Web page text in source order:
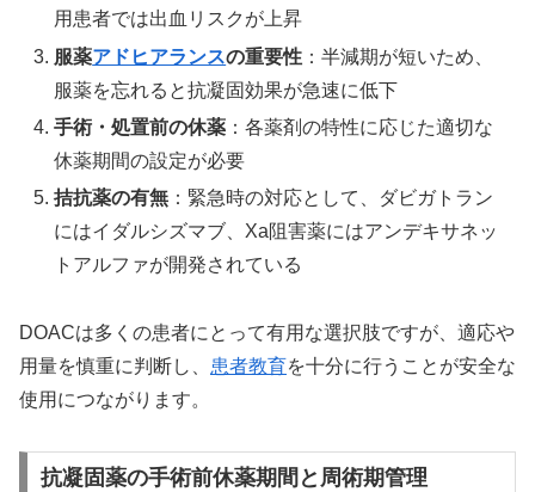
用患者では出血リスクが上昇
服薬アドヒアランスの重要性 ：半減期が短いため、
服薬を忘れると抗凝固効果が急速に低下
手術・処置前の休薬 ：各薬剤の特性に応じた適切な
休薬期間の設定が必要
拮抗薬の有無 ：緊急時の対応として、ダビガトラン
にはイダルシズマブ、Xa阻害薬にはアンデキサネッ
トアルファが開発されている
DOACは多くの患者にとって有用な選択肢ですが、適応や
用量を慎重に判断し、 患者教育を十分に行うことが安全な
使用につながります。
抗凝固薬の手術前休薬期間と周術期管理